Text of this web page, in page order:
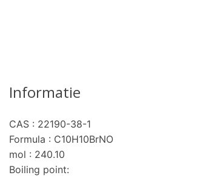
Informatie
CAS : 22190-38-1
Formula : C10H10BrNO
mol : 240.10
Boiling point: